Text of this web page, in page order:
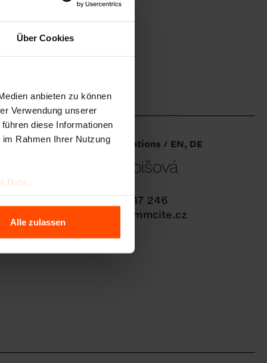
Über Cookies
anbieten zu können
Verwendung unserer
diese Informationen
Rahmen Ihrer Nutzung
Data.
Alle zulassen
Ziegler Operations / EN, DE
Ivana Kubišová
+420 734 647 246
i.kubisova@mmcite.cz